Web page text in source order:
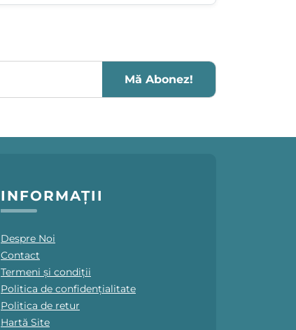
Mă Abonez!
INFORMAȚII
Despre Noi
Contact
Termeni și condiții
Politica de confidențialitate
Politica de retur
Hartă Site